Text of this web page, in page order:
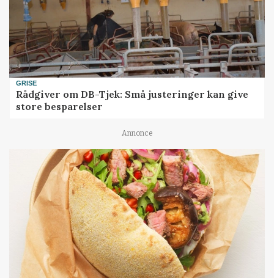
GRISE
Rådgiver om DB-Tjek: Små justeringer kan give
store besparelser
Annonce